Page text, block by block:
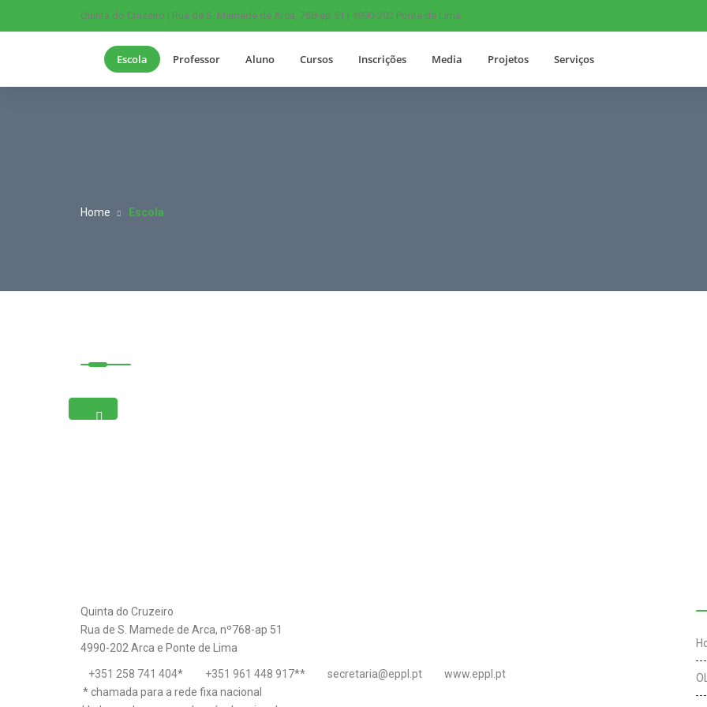
Quinta do Cruzeiro | Rua de S. Mamede de Arca, 768-ap 51 | 4990-202 Ponte de Lima
Escola Professor Aluno Cursos Inscrições Media Projetos Serviços
Home Escola
Quinta do Cruzeiro
Rua de S. Mamede de Arca, nº768-ap 51
4990-202 Arca e Ponte de Lima
+351 258 741 404* +351 961 448 917** secretaria@eppl.pt
www.eppl.pt
* chamada para a rede fixa nacional